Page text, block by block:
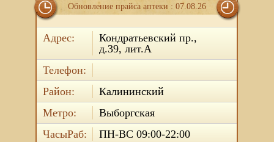
Обновление прайса аптеки : 07.08.26
Адрес:
Кондратьевский пр.,
д.39, лит.А
Телефон:
Район:
Калининский
Метро:
Выборгская
ЧасыРаб:
ПН-ВС 09:00-22:00